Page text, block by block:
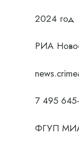
2024 год
РИА
7 495
ФГУП МИА